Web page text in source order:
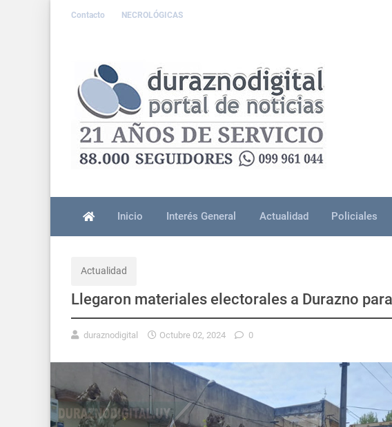
Contacto NECROLÓGICAS
Inicio Interés General Actualidad Policiales
Actualidad
Llegaron materiales electorales a Durazno
duraznodigital Octubre 02, 2024 0